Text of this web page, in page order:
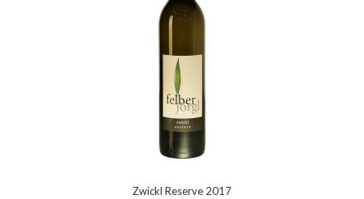
Zwickl Reserve 2017